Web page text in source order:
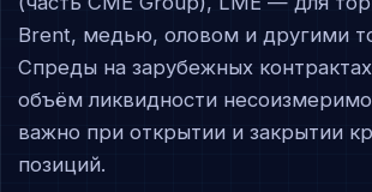
Brent, медью, оловом и другими
Спреды на зарубежных
объём ликвидности
важно при открытии и закрытии
позиций.